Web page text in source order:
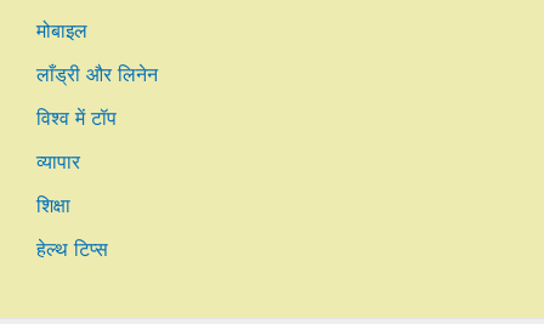
मोबाइल
लाँड्री और लिनेन
विश्व में टॉप
व्यापार
शिक्षा
हेल्थ टिप्स